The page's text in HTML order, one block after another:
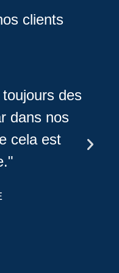
clients
des
dans nos
cela est